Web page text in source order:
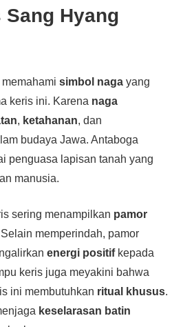
Hyang
simbol nagayang
keris ini. Karena naga
, ketahanan, dan
budaya Jawa. Antaboga
penguasa lapisan tanah yang
manusia.
sering menampilkan pamor
memperindah, pamor
energi positifkepada
keris juga meyakini bahwa
ini membutuhkan ritual khusus.
keselarasan batin